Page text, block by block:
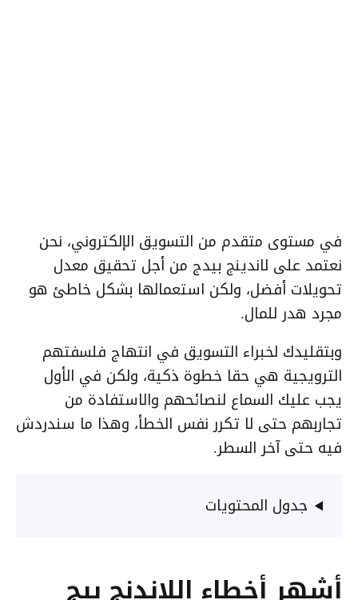
في مستوى متقدم من التسويق الإلكتروني، نحن
نعتمد على لاندينج بيدج من أجل تحقيق معدل
تحويلات أفضل، ولكن استعمالها بشكل خاطئ هو
مجرد هدر للمال.
وبتقليدك لخبراء التسويق في انتهاج فلسفتهم
الترويجية هي حقا خطوة ذكية، ولكن في الأول
يجب عليك السماع لنصائحهم والاستفادة من
تجاربهم حتى لا تكرر نفس الخطأ، وهذا ما سندردش
فيه حتى آخر السطر.
جدول المحتويات
أشهر أخطاء اللاندنج بيج